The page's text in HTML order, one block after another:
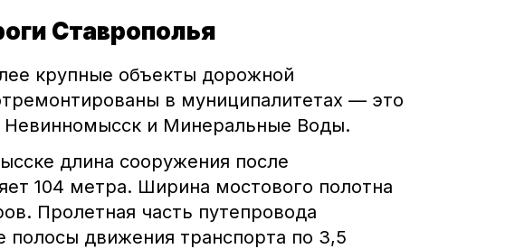
Ставрополья
крупные объекты дорожной
в муниципалитетах — это
Невинномысск и Минеральные Воды.
длина сооружения после
104 метра. Ширина мостового полотна
Пролетная часть путепровода
полосы движения транспорта по 3,5